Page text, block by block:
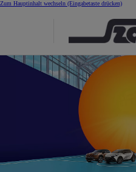
Zum Hauptinhalt wechseln (Eingabetaste drücken)